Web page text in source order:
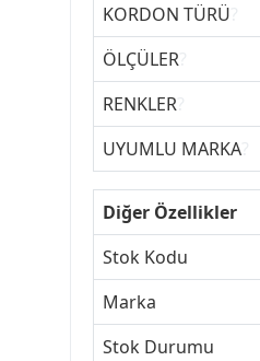
KORDON TÜRÜ
ÖLÇÜLER
RENKLER
UYUMLU MARKA
Diğer Özellikler
Stok Kodu
Marka
Stok Durumu